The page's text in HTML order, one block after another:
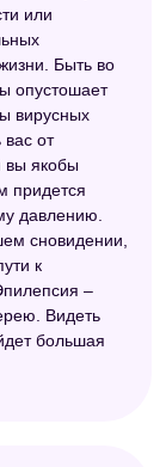
или
Быть во
опустошает
вирусных
вас от
вы якобы
придется
давлению.
сновидении,
к
–
Видеть
большая